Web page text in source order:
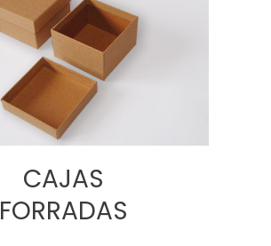
CAJAS
FORRADAS